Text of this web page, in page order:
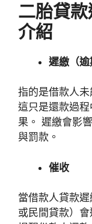
二胎貸
介紹
遲繳（逾
指的是借款人
這只是還款過
果。 遲繳會影
與罰款。
催收
當借款人貸款
或民間貸款） 會